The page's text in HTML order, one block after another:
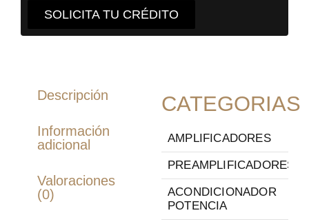
SOLICITA TU CRÉDITO
Descripción
Información
adicional
Valoraciones
(0)
CATEGORIAS
AMPLIFICADORES
PREAMPLIFICADORES
ACONDICIONADOR
POTENCIA